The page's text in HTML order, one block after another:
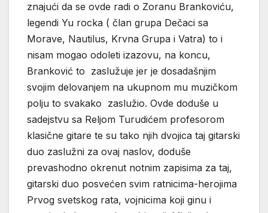
znajući da se ovde radi o Zoranu Brankoviću,
legendi Yu rocka ( član grupa Dečaci sa
Morave, Nautilus, Krvna Grupa i Vatra) to i
nisam mogao odoleti izazovu, na koncu,
Branković to zaslužuje jer je dosadašnjim
svojim delovanjem na ukupnom mu muzičkom
polju to svakako zaslužio. Ovde doduše u
sadejstvu sa Reljom Turudićem profesorom
klasične gitare te su tako njih dvojica taj gitarski
duo zaslužni za ovaj naslov, doduše
prevashodno okrenut notnim zapisima za taj,
gitarski duo posvećen svim ratnicima-herojima
Prvog svetskog rata, vojnicima koji ginu i